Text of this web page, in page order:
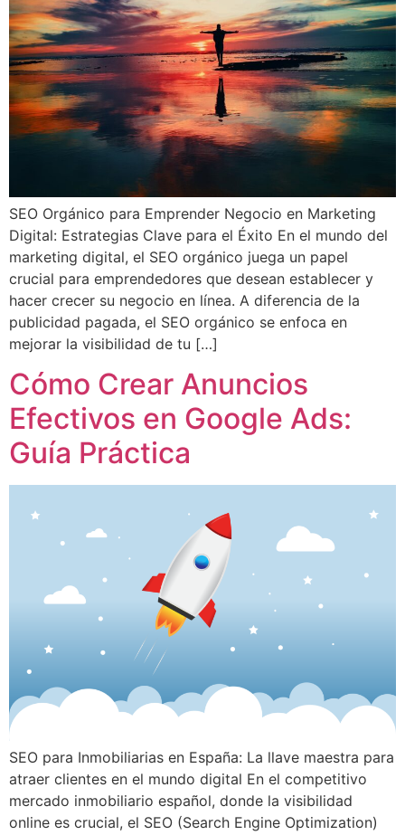
SEO Orgánico para Emprender Negocio en Marketing
Digital: Estrategias Clave para el Éxito En el mundo del
marketing digital, el SEO orgánico juega un papel
crucial para emprendedores que desean establecer y
hacer crecer su negocio en línea. A diferencia de la
publicidad pagada, el SEO orgánico se enfoca en
mejorar la visibilidad de tu […]
Cómo Crear Anuncios
Efectivos en Google Ads:
Guía Práctica
SEO para Inmobiliarias en España: La llave maestra para
atraer clientes en el mundo digital En el competitivo
mercado inmobiliario español, donde la visibilidad
online es crucial, el SEO (Search Engine Optimization)